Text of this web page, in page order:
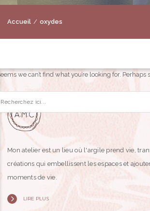
Accueil oxydes
we can’t find what you’re looking for.
Mon atelier est un lieu où l'argile prend vie,
créations qui embellissent les espaces et
moments de vie.
LIRE PLUS